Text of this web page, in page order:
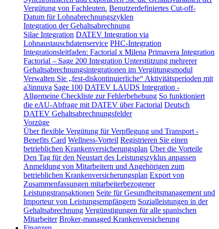
Vergütung von Fachleuten. Benutzerdefiniertes Cut-off-
Datum für Lohnabrechnungszyklen
Integration der Gehaltsabrechnung
Silae Integration DATEV Integration via
Lohnaustauschdatenservice PHC-Integration
Integrationsleitfaden: Factorial x Milena Primavera Integration
Factorial – Sage 200 Integration Unterstützung mehrerer
Gehaltsabrechnungsintegrationen im Vergütungsmodul
Verwalten Sie „fest-diskontinuierliche“ Aktivitätsperioden mit
a3innuva Sage 100 DATEV LAUDS Integration -
Allgemeine Checkliste zur Fehlerbehebung So funktioniert
die eAU-Abfrage mit DATEV über Factorial Deutsch
DATEV Gehaltsabrechnungsfelder
Vorzüge
Über flexible Vergütung für Verpflegung und Transport -
Benefits Card Wellness-Vorteil Registrieren Sie einen
betrieblichen Krankenversicherungsplan Über die Vorteile
Den Tag für den Neustart des Leistungszyklus anpassen
Anmeldung von Mitarbeitern und Angehörigen zum
betrieblichen Krankenversicherungsplan Export von
Zusammenfassungen mitarbeiterbezogener
Leistungstransaktionen Seite für Gesundheitsmanagement und
Importeur von Leistungsempfängern Sozialleistungen in der
Gehaltsabrechnung Vergünstigungen für alle spanischen
Mitarbeiter Broker-managed Krankenversicherung